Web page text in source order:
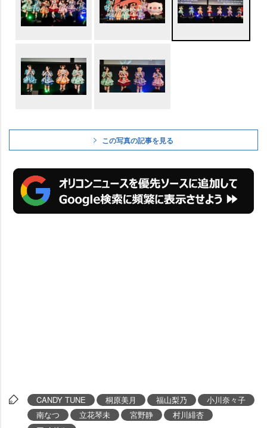
この写真の記事を見る
CANDY TUNE 桐原美月 福山梨乃
小川奈々子
南なつ
立花琴未 宮野静
村川緋杏